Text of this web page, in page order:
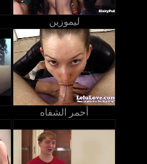
ليموزين
أحمر الشفاه